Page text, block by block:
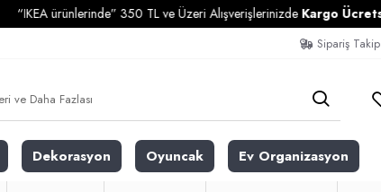
“IKEA ürünlerinde” 350 TL ve Üzeri AlışverişlerinizdeKargo Ücretsiz
Sipariş Takip
Dekorasyon Oyuncak Ev Organizasyon